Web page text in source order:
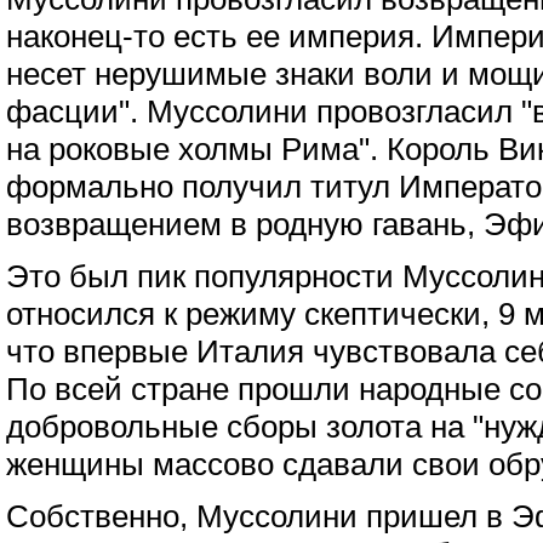
наконец-то есть ее империя.
несет нерушимые знаки воли и
фасции". Муссолини провозгласил
на роковые холмы Рима". Король
формально получил титул
возвращением в родную гавань,
Это был пик популярности
относился к режиму скептически, 9
что впервые Италия чувствовала
По всей стране прошли народные
добровольные сборы золота на
женщины массово сдавали свои
Собственно, Муссолини пришел в